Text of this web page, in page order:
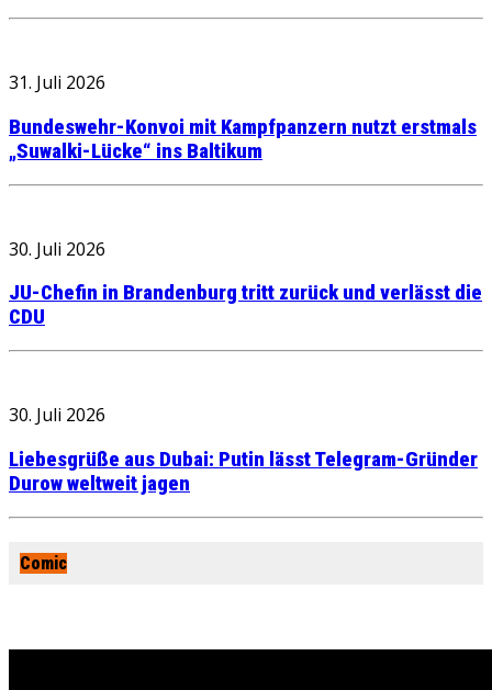
31. Juli 2026
Bundeswehr-Konvoi mit Kampfpanzern nutzt erstmals
„Suwalki-Lücke“ ins Baltikum
30. Juli 2026
JU-Chefin in Brandenburg tritt zurück und verlässt die
CDU
30. Juli 2026
Liebesgrüße aus Dubai: Putin lässt Telegram-Gründer
Durow weltweit jagen
Comic